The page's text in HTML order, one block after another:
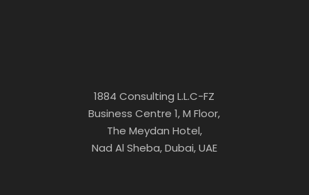
1884 Consulting L.L.C-FZ
Business Centre 1, M Floor,
The Meydan Hotel,
Nad Al Sheba, Dubai, UAE